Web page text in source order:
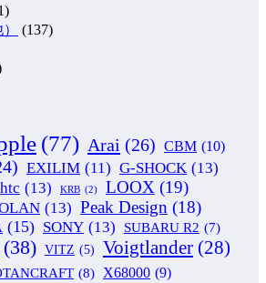
(137)
(77) Arai (26) CBM (10)
EXILIM (11) G-SHOCK (13)
htc (13) KRB (2) LOOX (19)
(13) Peak Design (18)
(15) SONY (13) SUBARU R2 (7)
(38) VITZ (5) Voigtlander (28)
(8) X68000 (9)